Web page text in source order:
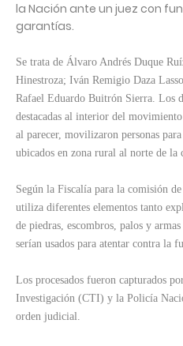
la Nación ante un juez con
garantías.
Se trata de Álvaro Andrés Duque
Hinestroza; Iván Remigio Daza
Rafael Eduardo Buitrón Sierra. Los
destacadas al interior del
al parecer, movilizaron personas
ubicados en zona rural al norte de la
Según la Fiscalía para la comisión
utiliza diferentes elementos tanto
de piedras, escombros, palos y
serían usados para atentar contra la
Los procesados fueron capturados
Investigación (CTI) y la Policía
orden judicial.